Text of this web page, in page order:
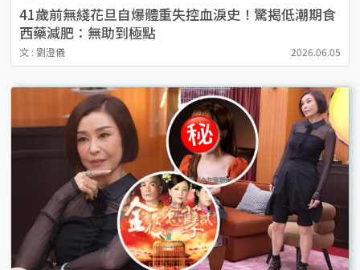
41歲前無綫花旦自爆體重失控血淚史！驚揭低潮期食
西藥減肥：無助到極點
文 : 劉澄儀 2026.06.05